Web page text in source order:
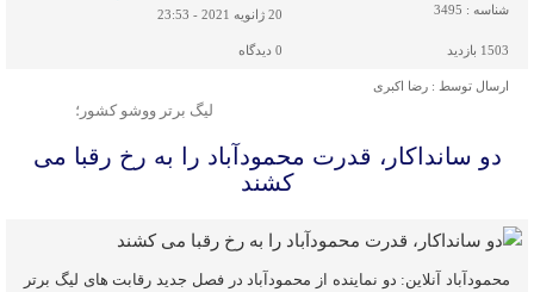
شناسه : 3495 20 ژانویه 2021 - 23:53
1503 بازدید 0 دیدگاه
ارسال توسط : رضا اکبری
لیگ برتر ووشو کشور؛
دو سانداکار، قدرت محمودآباد را به رخ رقبا می
کشند
محمودآباد آنلاین: دو نماینده از محمودآباد در فصل جدید رقابت های لیگ برتر